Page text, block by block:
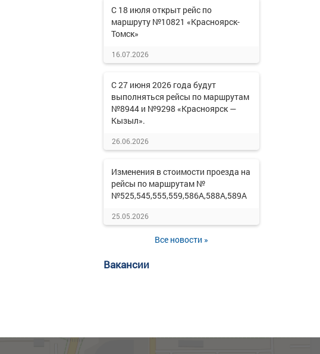
С 18 июля открыт рейс по
маршруту №10821 «Красноярск-
Томск»
16.07.2026
С 27 июня 2026 года будут
выполняться рейсы по маршрутам
№8944 и №9298 «Красноярск —
Кызыл».
26.06.2026
Изменения в стоимости проезда на
рейсы по маршрутам №
№525,545,555,559,586А,588А,589А
25.05.2026
Все новости »
Вакансии